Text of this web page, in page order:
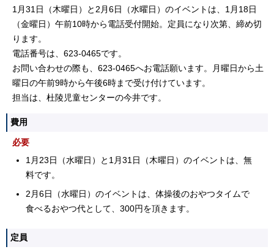
1月31日（木曜日）と2月6日（水曜日）のイベントは、1月18日
（金曜日）午前10時から電話受付開始。定員になり次第、締め切
ります。
電話番号は、623-0465です。
お問い合わせの際も、623-0465へお電話願います。月曜日から土
曜日の午前9時から午後6時まで受け付けています。
担当は、杜陵児童センターの今井です。
費用
必要
1月23日（水曜日）と1月31日（木曜日）のイベントは、無
料です。
2月6日（水曜日）のイベントは、体操後のおやつタイムで
食べるおやつ代として、300円を頂きます。
定員